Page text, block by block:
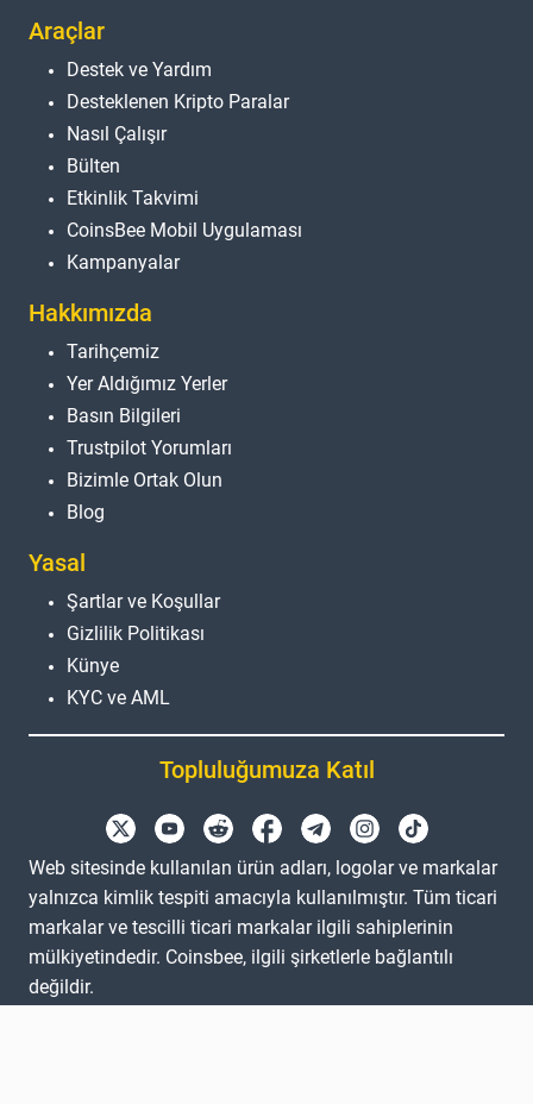
Araçlar
Destek ve Yardım
Desteklenen Kripto Paralar
Nasıl Çalışır
Bülten
Etkinlik Takvimi
CoinsBee Mobil Uygulaması
Kampanyalar
Hakkımızda
Tarihçemiz
Yer Aldığımız Yerler
Basın Bilgileri
Trustpilot Yorumları
Bizimle Ortak Olun
Blog
Yasal
Şartlar ve Koşullar
Gizlilik Politikası
Künye
KYC ve AML
Topluluğumuza Katıl
Web sitesinde kullanılan ürün adları, logolar ve markalar
yalnızca kimlik tespiti amacıyla kullanılmıştır. Tüm ticari
markalar ve tescilli ticari markalar ilgili sahiplerinin
mülkiyetindedir. Coinsbee, ilgili şirketlerle bağlantılı
değildir.